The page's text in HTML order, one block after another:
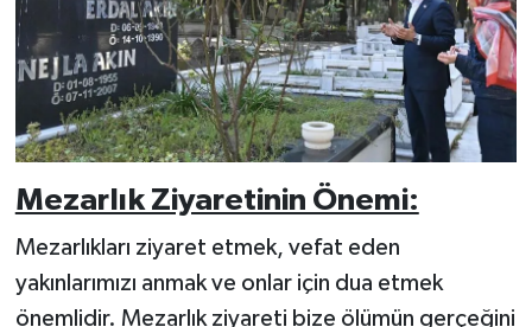
Mezarlık Ziyaretinin Önemi:
Mezarlıkları ziyaret etmek, vefat eden
yakınlarımızı anmak ve onlar için dua etmek
önemlidir. Mezarlık ziyareti bize ölümün gerçeğini